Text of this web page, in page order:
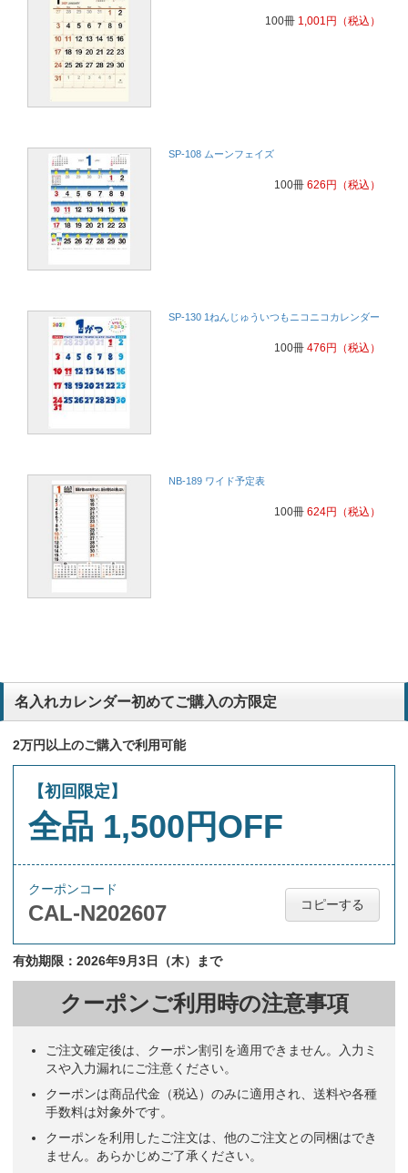
100冊 1,001円 （税込）
SP-108 ムーンフェイズ
100冊 626円 （税込）
SP-130 1ねんじゅういつもニコニコカレンダー
100冊 476 円 （税込）
NB-189 ワイド予定表
100冊 624円 （税込）
名入れカレンダー初めてご購入の方限定
2万円以上のご購入で利用可能
【初回限定】
全品 1,500円OFF
クーポンコード
CAL-N202607 コピーする
有効期限：2026年9月3日（木）まで
クーポンご利用時の注意事項
ご注文確定後は、クーポン割引を適用できません。入力ミ
スや入力漏れにご注意ください。
クーポンは商品代金（税込）のみに適用され、送料や各種
手数料は対象外です。
クーポンを利用したご注文は、他のご注文との同梱はでき
ません。あらかじめご了承ください。